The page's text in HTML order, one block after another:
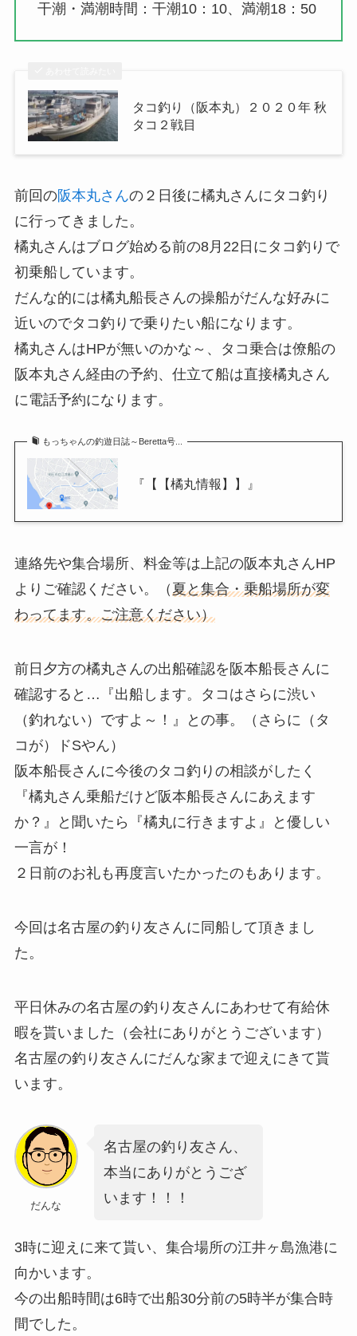
干潮・満潮時間：干潮10：10、満潮18：50
タコ釣り（阪本丸）２０２０年 秋
タコ２戦目
前回の阪本丸さんの２日後に橘丸さんにタコ釣り
に行ってきました。
橘丸さんはブログ始める前の8月22日にタコ釣りで
初乗船しています。
だんな的には橘丸船長さんの操船がだんな好みに
近いのでタコ釣りで乗りたい船になります。
橘丸さんはHPが無いのかな～、タコ乗合は僚船の
阪本丸さん経由の予約、仕立て船は直接橘丸さん
に電話予約になります。
もっちゃんの釣遊日誌～Beretta号...
『【【橘丸情報】】』
連絡先や集合場所、料金等は上記の阪本丸さんHP
よりご確認ください。（ 夏と集合・乗船場所が変
わってます。ご注意ください）
前日夕方の橘丸さんの出船確認を阪本船長さんに
確認すると…『出船します。タコはさらに渋い
（釣れない）ですよ～！』との事。（さらに（タ
コが）ドSやん）
阪本船長さんに今後のタコ釣りの相談がしたく
『橘丸さん乗船だけど阪本船長さんにあえます
か？』と聞いたら『橘丸に行きますよ』と優しい
一言が！
２日前のお礼も再度言いたかったのもあります。
今回は名古屋の釣り友さんに同船して頂きまし
た。
平日休みの名古屋の釣り友さんにあわせて有給休
暇を貰いました（会社にありがとうございます）
名古屋の釣り友さんにだんな家まで迎えにきて貰
います。
だんな
名古屋の釣り友さん、
本当にありがとうござ
います！！！
3時に迎えに来て貰い、集合場所の江井ヶ島漁港に
向かいます。
今の出船時間は6時で出船30分前の5時半が集合時
間でした。